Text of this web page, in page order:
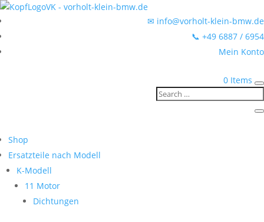
✉ info@vorholt-klein-bmw.de
📞 +49 6887 / 6954
Mein Konto
0 Items
Shop
Ersatzteile nach Modell
K-Modell
11 Motor
Dichtungen